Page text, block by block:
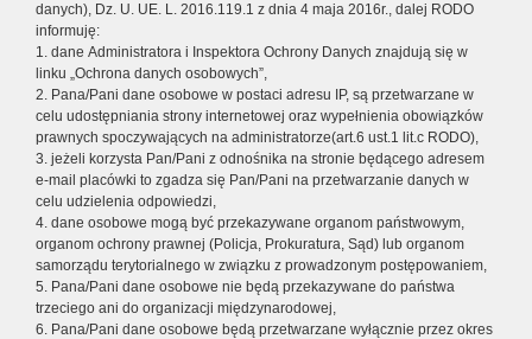
danych), Dz. U. UE. L. 2016.119.1 z dnia 4 maja 2016r., dalej RODO
informuję:
1. dane Administratora i Inspektora Ochrony Danych znajdują się w
linku „Ochrona danych osobowych”,
2. Pana/Pani dane osobowe w postaci adresu IP, są przetwarzane w
celu udostępniania strony internetowej oraz wypełnienia obowiązków
prawnych spoczywających na administratorze(art.6 ust.1 lit.c RODO),
3. jeżeli korzysta Pan/Pani z odnośnika na stronie będącego adresem
e-mail placówki to zgadza się Pan/Pani na przetwarzanie danych w
celu udzielenia odpowiedzi,
4. dane osobowe mogą być przekazywane organom państwowym,
organom ochrony prawnej (Policja, Prokuratura, Sąd) lub organom
samorządu terytorialnego w związku z prowadzonym postępowaniem,
5. Pana/Pani dane osobowe nie będą przekazywane do państwa
trzeciego ani do organizacji międzynarodowej,
6. Pana/Pani dane osobowe będą przetwarzane wyłącznie przez okres